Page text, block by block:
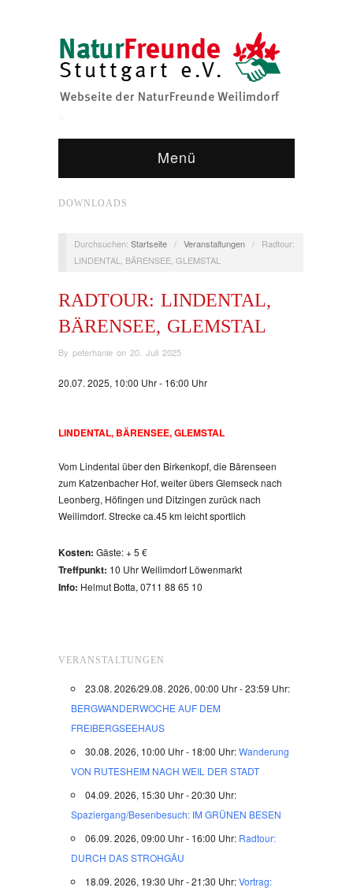
Menü
DOWNLOADS
Durchsuchen: Startseite / Veranstaltungen /
Radtour:
LINDENTAL, BÄRENSEE, GLEMSTAL
RADTOUR: LINDENTAL,
BÄRENSEE, GLEMSTAL
By peterhanle on 20. Juli 2025
20.07. 2025, 10:00 Uhr - 16:00 Uhr
LINDENTAL, BÄRENSEE, GLEMSTAL
Vom Lindental über den Birkenkopf, die Bärenseen
zum Katzenbacher Hof, weiter übers Glemseck nach
Leonberg, Höfingen und Ditzingen zurück nach
Weilimdorf. Strecke ca.45 km leicht sportlich
Kosten: Gäste: + 5 €
Treffpunkt: 10 Uhr Weilimdorf Löwenmarkt
Info: Helmut Botta, 0711 88 65 10
VERANSTALTUNGEN
23.08. 2026/29.08. 2026, 00:00 Uhr - 23:59 Uhr:
BERGWANDERWOCHE AUF DEM
FREIBERGSEEHAUS
30.08. 2026, 10:00 Uhr - 18:00 Uhr:Wanderung
VON RUTESHEIM NACH WEIL DER STADT
04.09. 2026, 15:30 Uhr - 20:30 Uhr:
Spaziergang/Besenbesuch: IM GRÜNEN BESEN
06.09. 2026, 09:00 Uhr - 16:00 Uhr: Radtour:
DURCH DAS STROHGÄU
18.09. 2026, 19:30 Uhr - 21:30 Uhr:Vortrag: